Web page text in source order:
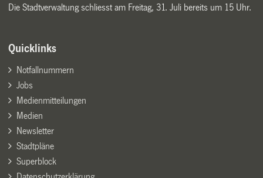
Die Stadtverwaltung schliesst am Freitag, 31. Juli bereits um 15 Uhr.
Quicklinks
Notfallnummern
Jobs
Medienmitteilungen
Medien
Newsletter
Stadtpläne
Superblock